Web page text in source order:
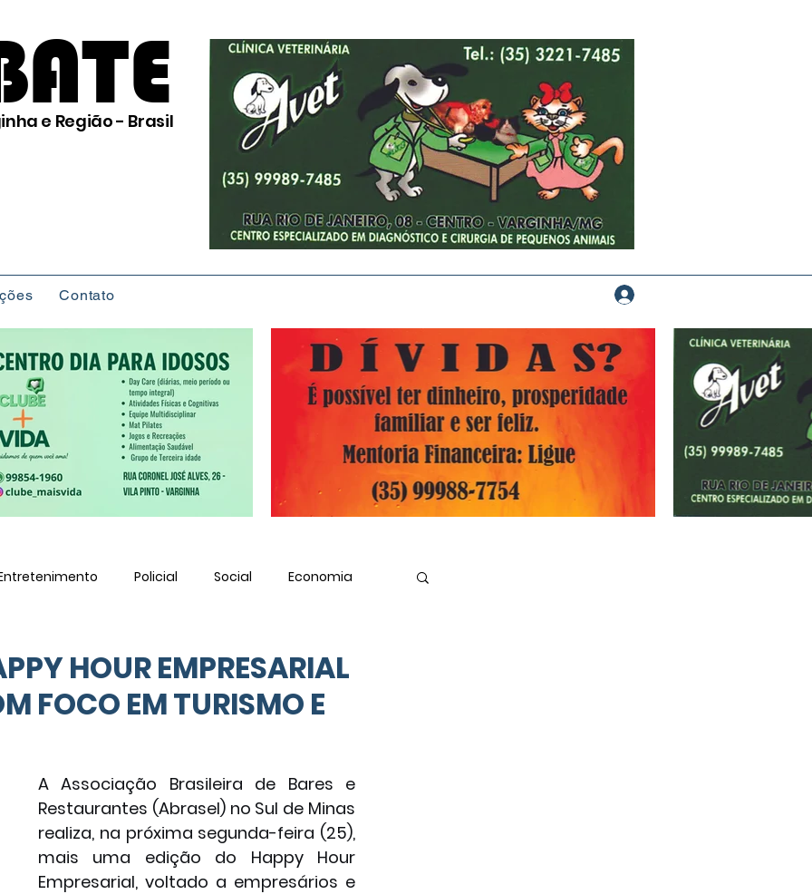
e Região - Brasil
Contato
Policial Social Economia
HOUR EMPRESARIAL
FOCO EM TURISMO E
A Associação Brasileira de Bares e
Restaurantes (Abrasel) no Sul de Minas
realiza, na próxima segunda-feira (25),
mais uma edição do Happy Hour
Empresarial, voltado a empresários e